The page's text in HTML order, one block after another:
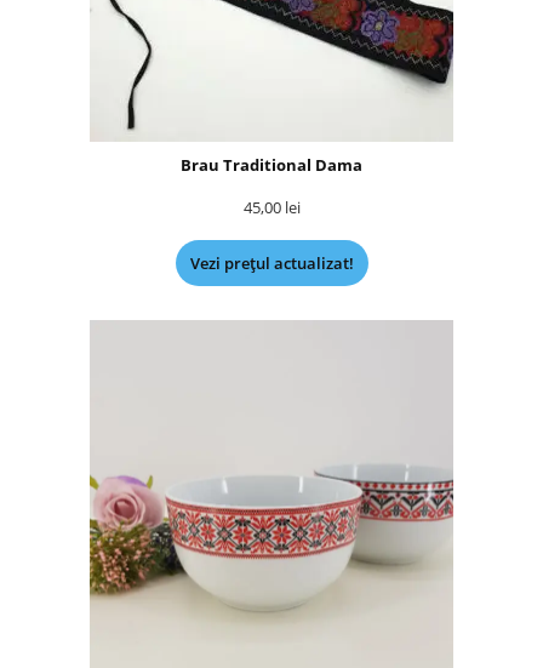
Brau Traditional Dama
45,00 lei
Vezi prețul actualizat!